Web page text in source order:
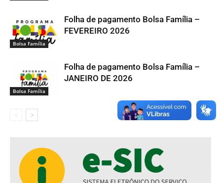
Bolsa Família
Folha de pagamento Bolsa Família –
FEVEREIRO 2026
Bolsa Família
Folha de pagamento Bolsa Família –
JANEIRO DE 2026